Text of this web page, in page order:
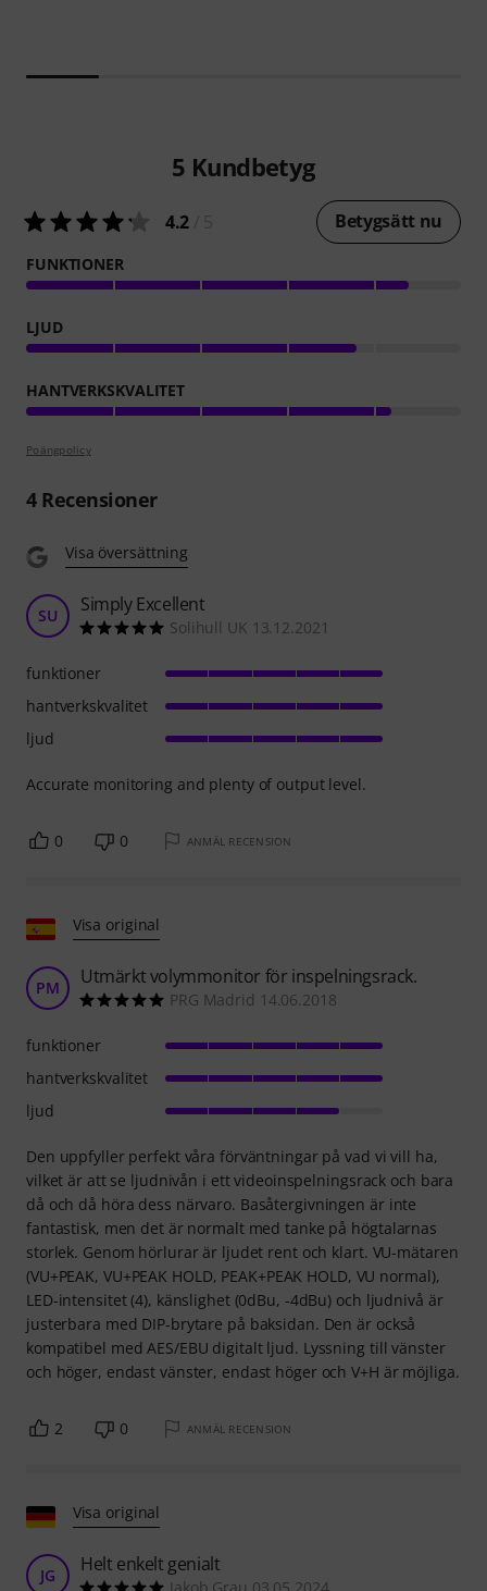
5 Kundbetyg
4.2 Betygsätt nu
FUNKTIONER
LJUD
HANTVERKSKVALITET
Poängpolicy
4Recensioner
Visa översättning
SU Simply Excellent
Solihull UK 13.12.2021
Accurate monitoring and plenty of output level.
funktioner
hantverkskvalitet
ljud
0 0 ANMÄL RECENSION
Visa original
PM Utmärkt volymmonitor för inspelningsrack.
PRG Madrid 14.06.2018
Den uppfyller perfekt våra förväntningar på vad vi vill ha,
vilket är att se ljudnivån i ett videoinspelningsrack och bara
då och då höra dess närvaro. Basåtergivningen är inte
fantastisk, men det är normalt med tanke på högtalarnas
storlek. Genom hörlurar är ljudet rent och klart. VU-mätaren
(VU+PEAK, VU+PEAK HOLD, PEAK+PEAK HOLD, VU normal),
LED-intensitet (4), känslighet (0dBu, -4dBu) och ljudnivå är
justerbara med DIP-brytare på baksidan. Den är också
kompatibel med AES/EBU digitalt ljud. Lyssning till vänster
och höger, endast vänster, endast höger och V+H är möjliga.
funktioner
hantverkskvalitet
ljud
2 0 ANMÄL RECENSION
Visa original
JG Helt enkelt genialt
Jakob Grau 03.05.2024